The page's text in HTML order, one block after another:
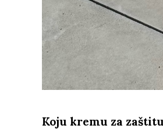
Koju kremu za